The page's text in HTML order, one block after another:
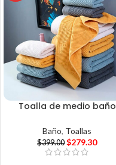
Toalla de medio baño
Baño, Toallas
$399.00 $279.30